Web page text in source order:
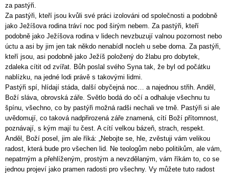
za pastýři.
Za pastýři, kteří jsou kvůli své práci izolováni od společnosti a podobně
jako Ježíšova rodina tráví noc pod širým nebem. Za pastýři, kteří
podobně jako Ježíšova rodina v lidech nevzbuzují valnou pozornost nebo
úctu a asi by jim jen tak někdo nenabídl nocleh u sebe doma. Za pastýři,
kteří jsou, asi podobně jako Ježíš položený do žlabu pro dobytek,
zdaleka cítit od zvířat. Bůh poslal svého Syna tak, že byl od počátku
nablízku, na jedné lodi právě s takovými lidmi.
Pastýři spí, hlídají stáda, další obyčejná noc… a najednou střih. Anděl,
Boží sláva, obrovská záře. Světlo bodá do očí a odhaluje všechnu tu
špínu, všechno, co by pastýři možná radši nechali ve tmě. Pastýři si ale
uvědomují, co taková nadpřirozená záře znamená, cítí Boží přítomnost,
poznávají, s kým mají tu čest. A cítí velkou bázeň, strach, respekt.
Anděl, Boží posel, jim ale říká: „Nebojte se, hle, zvěstuji vám velikou
radost, která bude pro všechen lid. Ne teologům nebo politikům, ale vám,
nepatrným a přehlíženým, prostým a nevzdělaným, vám říkám to, co se
jednou projeví jako pramen radosti pro všechny. Vy můžete tuto radost